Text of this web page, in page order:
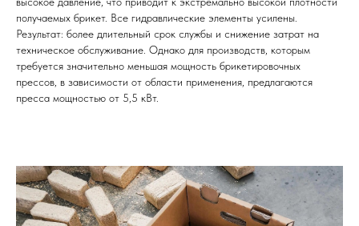
получаемых брикет. Все гидравлические элементы усилены.
Результат: более длительный срок службы и снижение затрат на
техническое обслуживание. Однако для производств, которым
требуется значительно меньшая мощность брикетировочных
прессов, в зависимости от области применения, предлагаются
пресса мощностью от 5,5 кВт.